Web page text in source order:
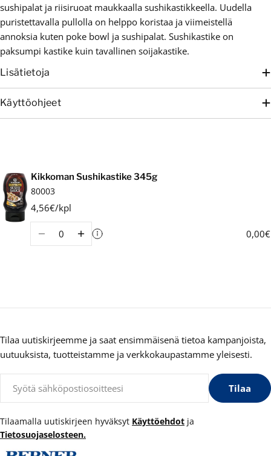
sushipalat ja riisiruoat maukkaalla sushikastikkeella. Uudella
puristettavalla pullolla on helppo koristaa ja viimeistellä
annoksia kuten poke bowl ja sushipalat. Sushikastike on
paksumpi kastike kuin tavallinen soijakastike.
Lisätietoja
Käyttöohjeet
OstoskoriKikkoman Sushikastike 345g
80003
4,56€/kpl
0,00€
Tilaa uutiskirjeemme ja saat ensimmäisenä tietoa kampanjoista,
uutuuksista, tuotteistamme ja verkkokaupastamme yleisesti.
Tilaa
Tilaamalla uutiskirjeen hyväksyt Käyttöehdot ja
Tietosuojaselosteen.